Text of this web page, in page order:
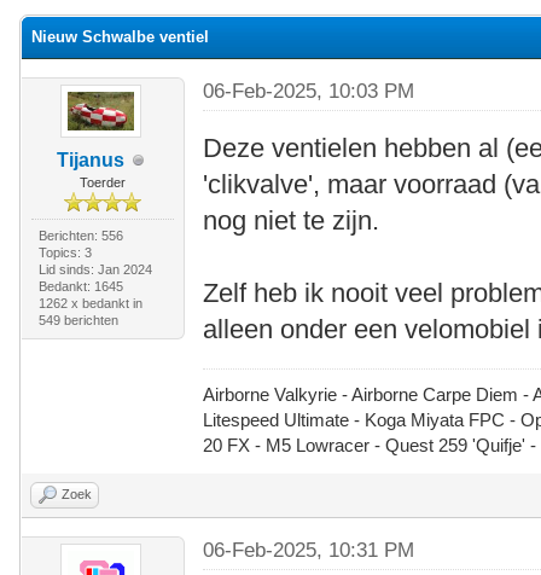
Nieuw Schwalbe ventiel
Tijanus
Toerder
Berichten: 556
Topics: 3
Lid sinds: Jan 2024
Bedankt: 1645
1262 x bedankt in
549 berichten
06-Feb-2025, 10:03 PM
Deze ventielen hebben al
'clikvalve', maar voorraad
nog niet te zijn.
Zelf heb ik nooit veel
alleen onder een
Airborne Valkyrie - Airborne Carpe Diem -
Litespeed Ultimate - Koga Miyata FPC -
20 FX - M5 Lowracer - Quest 259 'Quifje'
Zoek
06-Feb-2025, 10:31 PM